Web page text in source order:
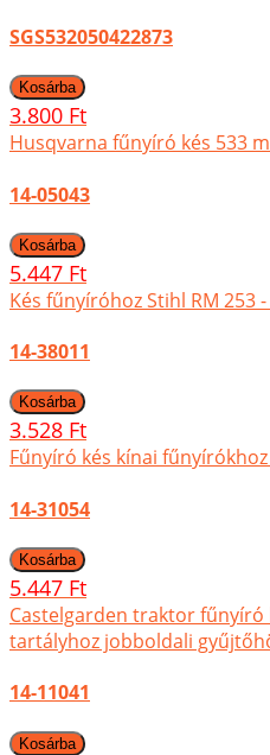
SGS532050422873
3.800 Ft
Husqvarna fűnyíró kés 533
14-05043
5.447 Ft
Kés fűnyíróhoz Stihl RM 253 -
14-38011
3.528 Ft
Fűnyíró kés kínai
14-31054
5.447 Ft
Castelgarden traktor fűnyíró
tartályhoz jobboldali
14-11041